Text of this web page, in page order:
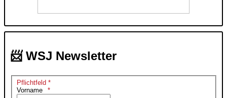
📨 WSJ Newsletter
Pflichtfeld *
Vorname